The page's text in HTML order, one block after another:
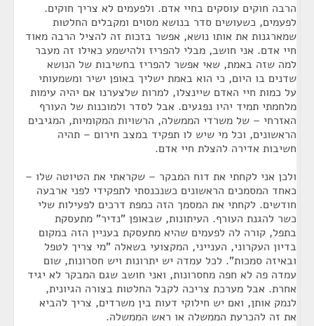
הרבה חוקים עוסקים בחיי אדם. ולפעמים לא צריך חוקים.
לפעמים, כשעושים סדר בנושא מסוים ומקבלים החלטות
שמארגנות את אותו נושא, אפשר בזכות זה להציל הרבה מאוד
חיי אדם. אני חושב, מבלי להפריז ולהישמע כאילו זה מעבר
למה שזה באמת, שאי אפשר להפריז בחשיבות של הנושא
שדנים בו היום, כי הוא באמת ישליך באופן ישיר ומשמעותי
על כמות חיי האדם שיינצלו, למרות שלצערנו אם יהיה עימות
מלחמתי תמיד יהיו נפגעים. אבל לסדר ולמוכנות של העורף
האזרחי – של משרדי הממשלה, הרשויות המקומיות, המגיבים
הראשונים, וכל מי שיש לו תפקיד במצב חירום – תהיה
חשיבות אדירה להצלת חיי אדם.
ולכן אני לקחתי את דוח המבקר – שקראתי את הטיוטה שלו –
כאחד המסמכים הראשונים כשנכנסתי לתפקידי לפני ארבעה
חודשים. לקחתי את המסמך הזה כמפת דרכים לפעילות שלי
כשר להגנת העורף. העיתונות, שבאופן "נדיר" מתעסקת
בתפל, קורה לה לפעמים שהיא מתעסקת בעניין הזה במקום
בדיון העקרוני, הענייני, המקצועי בשאלה "מי צריך לטפל
ובאיזה סמכות". לכל עמדה יש יתרונות ויש חסרונות, שום
עמדה פה לא חפה מחסרונות, ואני חושב שגם המבקר לא יגיד
אחרת. אבל מערכת צריכה לקבל החלטות בצורה הגיונית,
לנמק אותן, ואם יש חילוקי דעות בין משרדים, צריך להביא
את זה להכרעת הממשלה או ראש הממשלה.